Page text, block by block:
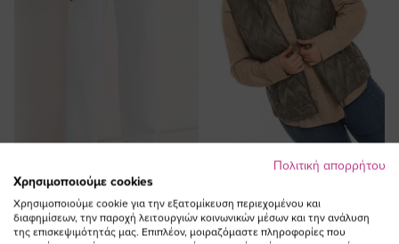
ΠΡΟΣΘΗΚΗ ΣΤΟ
ΚΑΛΑΘΙ
Ψηλόμεσο φαρδύ τζιν παντελόνι
ΚΑΛΑΘΙ
Αμάνικο κοντό plus size με
Πολιτική απορρήτου
Χρησιμοποιούμε cookies
Χρησιμοποιούμε cookie για την εξατομίκευση περιεχομένου και
διαφημίσεων, την παροχή λειτουργιών κοινωνικών μέσων και την ανάλυση
της επισκεψιμότητάς μας. Επιπλέον, μοιραζόμαστε πληροφορίες που